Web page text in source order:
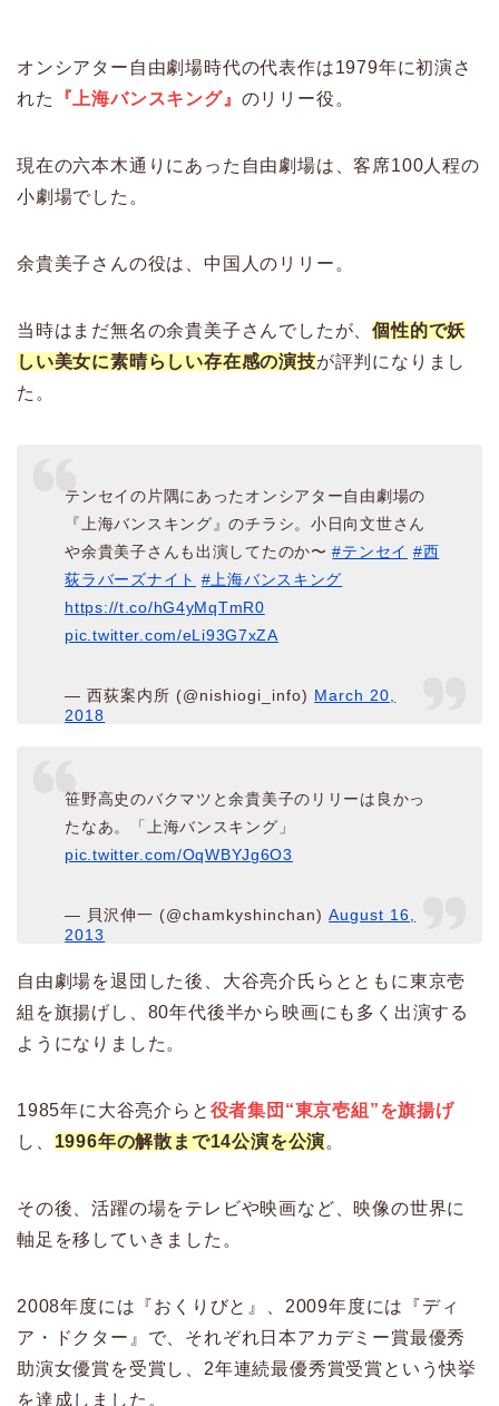
オンシアター自由劇場時代の代表作は1979年に初演さ
れた
『上海バンスキング』 のリリー役。
現在の六本木通りにあった自由劇場は、客席100人程の
小劇場でした。
余貴美子さんの役は、中国人のリリー。
当時はまだ無名の余貴美子さんでしたが、個性的で妖
しい美女に素晴らしい存在感の演技が評判になりまし
た。
テンセイの片隅にあったオンシアター自由劇場の
『上海バンスキング』のチラシ。小日向文世さん
や余貴美子さんも出演してたのか〜#テンセイ #西
荻ラバーズナイト #上海バンスキング
https://t.co/hG4yMqTmR0
pic.twitter.com/eLi93G7xZA
— 西荻案内所 (@nishiogi_info) March 20,
2018
笹野高史のバクマツと余貴美子のリリーは良かっ
たなあ。「上海バンスキング」
pic.twitter.com/OqWBYJg6O3
— 貝沢伸一 (@chamkyshinchan)August 16,
2013
自由劇場を退団した後、大谷亮介氏らとともに東京壱
組を旗揚げし、80年代後半から映画にも多く出演する
ようになりました。
1985年に大谷亮介らと 役者集団“東京壱組”を旗揚げ
し、 1996年の解散まで14公演を公演。
その後、活躍の場をテレビや映画など、映像の世界に
軸足を移していきました。
2008年度には『おくりびと』、2009年度には『ディ
ア・ドクター』で、それぞれ日本アカデミー賞最優秀
助演女優賞を受賞し、2年連続最優秀賞受賞という快挙
を達成しました。